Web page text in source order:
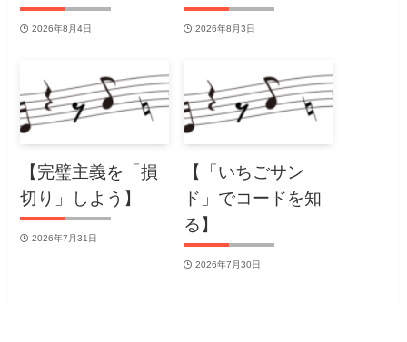
2026年8月4日 2026年8月3日
【完璧主義を「損
切り」しよう】
2026年7月31日
【「いちごサン
ド」でコードを知
る】
2026年7月30日